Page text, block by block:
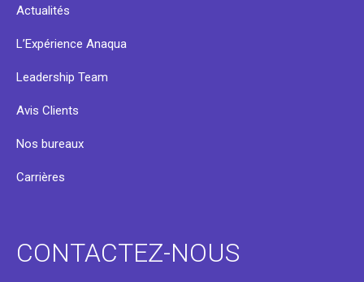
Actualités
L’Expérience Anaqua
Leadership Team
Avis Clients
Nos bureaux
Carrières
CONTACTEZ-NOUS